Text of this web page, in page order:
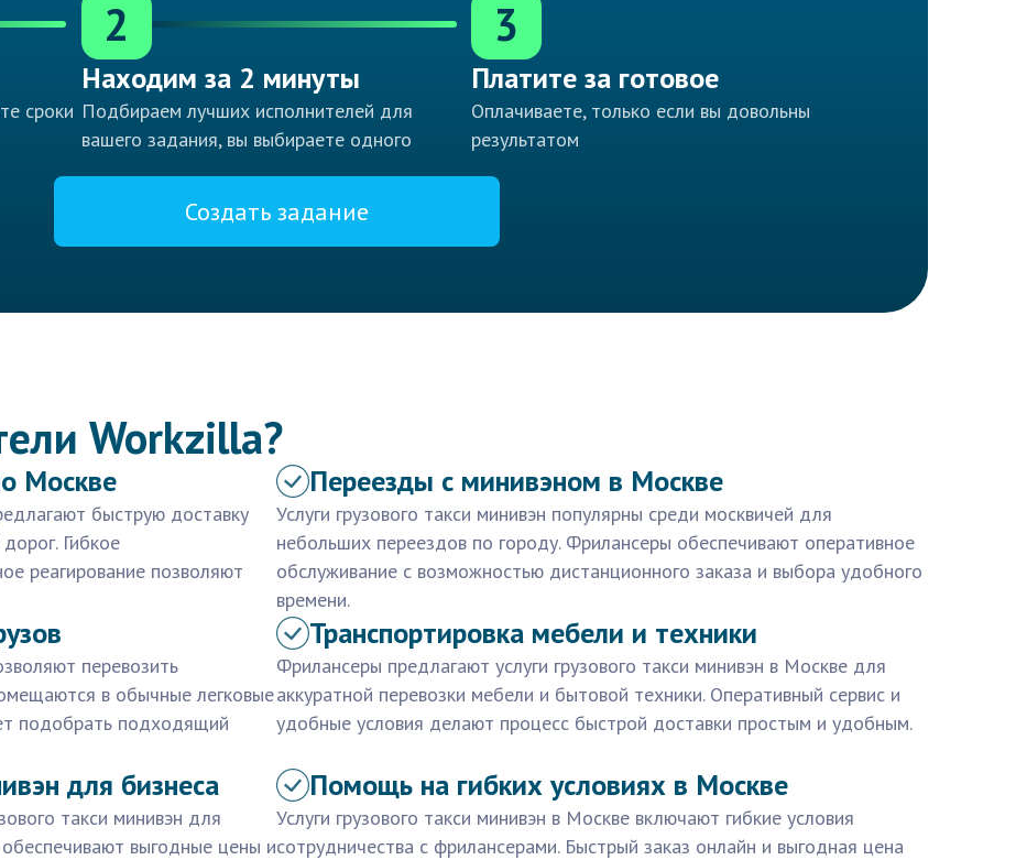
сроки
2
Находим за 2 минуты
Подбираем лучших исполнителей для
вашего задания, вы выбираете одного
3
Платите за готовое
Оплачиваете, только если вы довольны
результатом
Создать задание
Workzilla?
Москве
быструю доставку
Гибкое
реагирование позволяют
Переезды с минивэном в Москве
Услуги грузового такси минивэн популярны среди москвичей для
небольших переездов по городу. Фрилансеры обеспечивают оперативное
обслуживание с возможностью дистанционного заказа и выбора удобного
времени.
перевозить
в обычные легковые
подобрать подходящий
Транспортировка мебели и техники
Фрилансеры предлагают услуги грузового такси минивэн в Москве для
аккуратной перевозки мебели и бытовой техники. Оперативный сервис и
удобные условия делают процесс быстрой доставки простым и удобным.
для бизнеса
такси минивэн для
выгодные цены и
Помощь на гибких условиях в Москве
Услуги грузового такси минивэн в Москве включают гибкие условия
сотрудничества с фрилансерами. Быстрый заказ онлайн и выгодная цена